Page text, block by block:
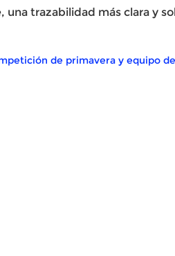
una trazabilidad más clara y
de primavera y equipo